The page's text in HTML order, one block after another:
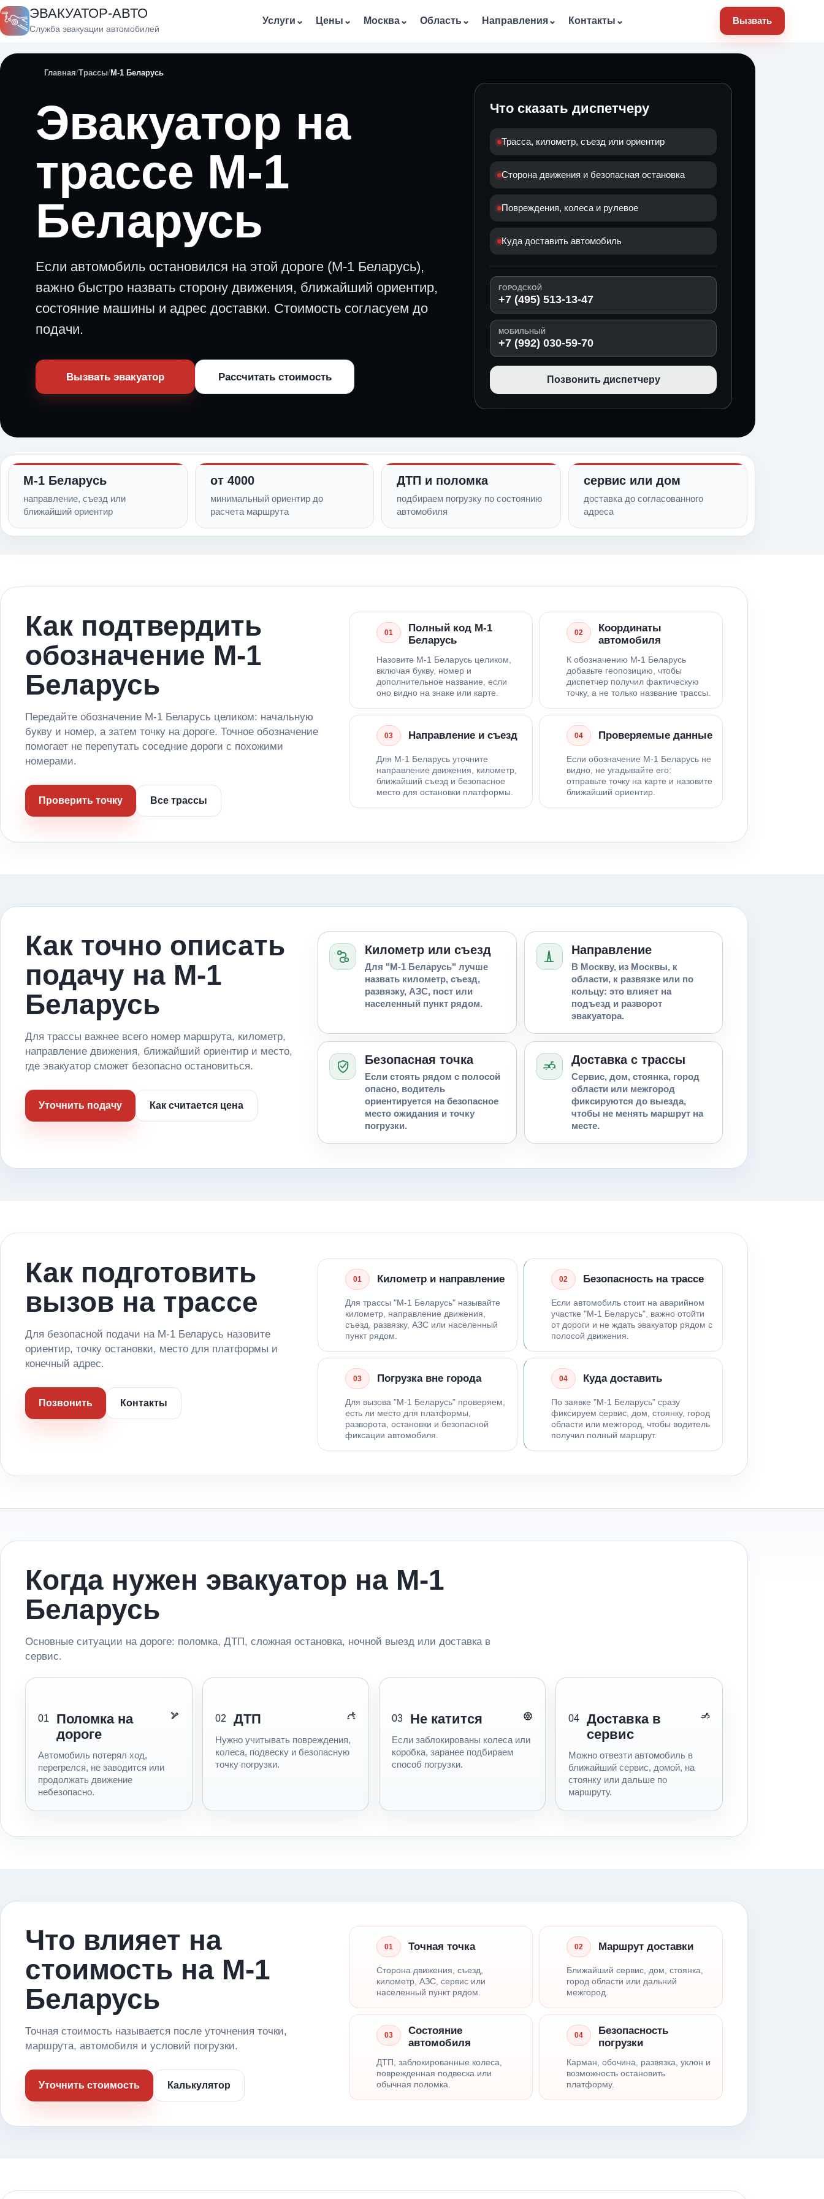
ЭВАКУАТОР-АВТО
Служба эвакуации автомобилей
Услуги ⌄ Цены ⌄ Москва⌄ Область ⌄ Направления⌄ Контакты ⌄ Вызвать
Главная Трассы М-1 Беларусь
Эвакуатор на
трассе М-1
Беларусь
Если автомобиль остановился на этой дороге (М-1 Беларусь),
важно быстро назвать сторону движения, ближайший ориентир,
состояние машины и адрес доставки. Стоимость согласуем до
подачи.
Вызвать эвакуатор Рассчитать стоимость
Что сказать диспетчеру
Трасса, километр, съезд или ориентир
Сторона движения и безопасная остановка
Повреждения, колеса и рулевое
Куда доставить автомобиль
ГОРОДСКОЙ
+7 (495) 513-13-47
МОБИЛЬНЫЙ
+7 (992) 030-59-70
Позвонить диспетчеру
М-1 Беларусь
направление, съезд или
ближайший ориентир
от 4000
минимальный ориентир до
расчета маршрута
ДТП и поломка
подбираем погрузку по состоянию
автомобиля
сервис или дом
доставка до согласованного
адреса
Как подтвердить
обозначение М-1
Беларусь
Передайте обозначение М-1 Беларусь целиком: начальную
букву и номер, а затем точку на дороге. Точное обозначение
помогает не перепутать соседние дороги с похожими
номерами.
Проверить точку Все трассы
01
Полный код М-1
Беларусь
Назовите М-1 Беларусь целиком,
включая букву, номер и
дополнительное название, если
оно видно на знаке или карте.
02
Координаты
автомобиля
К обозначению М-1 Беларусь
добавьте геопозицию, чтобы
диспетчер получил фактическую
точку, а не только название трассы.
03 Направление и съезд
Для М-1 Беларусь уточните
направление движения, километр,
ближайший съезд и безопасное
место для остановки платформы.
04 Проверяемые данные
Если обозначение М-1 Беларусь не
видно, не угадывайте его:
отправьте точку на карте и назовите
ближайший ориентир.
Как точно описать
подачу на М-1
Беларусь
Для трассы важнее всего номер маршрута, километр,
направление движения, ближайший ориентир и место,
где эвакуатор сможет безопасно остановиться.
Уточнить подачу Как считается цена
Километр или съезд
Для "М-1 Беларусь" лучше
назвать километр, съезд,
развязку, АЗС, пост или
населенный пункт рядом.
Направление
В Москву, из Москвы, к
области, к развязке или по
кольцу: это влияет на
подъезд и разворот
эвакуатора.
Безопасная точка
Если стоять рядом с полосой
опасно, водитель
ориентируется на безопасное
место ожидания и точку
погрузки.
Доставка с трассы
Сервис, дом, стоянка, город
области или межгород
фиксируются до выезда,
чтобы не менять маршрут на
месте.
Как подготовить
вызов на трассе
Для безопасной подачи на М-1 Беларусь назовите
ориентир, точку остановки, место для платформы и
конечный адрес.
Позвонить Контакты
01 Километр и направление
Для трассы "М-1 Беларусь" называйте
километр, направление движения,
съезд, развязку, АЗС или населенный
пункт рядом.
02 Безопасность на трассе
Если автомобиль стоит на аварийном
участке "М-1 Беларусь", важно отойти
от дороги и не ждать эвакуатор рядом с
полосой движения.
03 Погрузка вне города
Для вызова "М-1 Беларусь" проверяем,
есть ли место для платформы,
разворота, остановки и безопасной
фиксации автомобиля.
04 Куда доставить
По заявке "М-1 Беларусь" сразу
фиксируем сервис, дом, стоянку, город
области или межгород, чтобы водитель
получил полный маршрут.
Когда нужен эвакуатор на М-1
Беларусь
Основные ситуации на дороге: поломка, ДТП, сложная остановка, ночной выезд или доставка в
сервис.
01
Поломка на
дороге
Автомобиль потерял ход,
перегрелся, не заводится или
продолжать движение
небезопасно.
02 ДТП
Нужно учитывать повреждения,
колеса, подвеску и безопасную
точку погрузки.
03 Не катится
Если заблокированы колеса или
коробка, заранее подбираем
способ погрузки.
04
Доставка в
сервис
Можно отвезти автомобиль в
ближайший сервис, домой, на
стоянку или дальше по
маршруту.
Что влияет на
стоимость на М-1
Беларусь
Точная стоимость называется после уточнения точки,
маршрута, автомобиля и условий погрузки.
Уточнить стоимость Калькулятор
01 Точная точка
Сторона движения, съезд,
километр, АЗС, сервис или
населенный пункт рядом.
02 Маршрут доставки
Ближайший сервис, дом, стоянка,
город области или дальний
межгород.
03
Состояние
автомобиля
ДТП, заблокированные колеса,
поврежденная подвеска или
обычная поломка.
04
Безопасность
погрузки
Карман, обочина, развязка, уклон и
возможность остановить
платформу.